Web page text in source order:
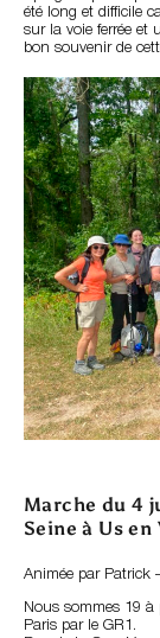
été long et difficile
sur la voie ferrée et
bon souvenir de
Marche du 4
Seine à Us en
Animée par Patrick
Nous sommes 19 à
Paris par le GR1.